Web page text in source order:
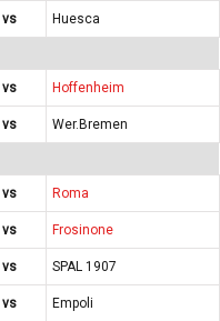
vs Huesca
vs
Hoffenheim
vs Wer.Bremen
vs
Roma
vs
Frosinone
vs
SPAL 1907
vs
Empoli